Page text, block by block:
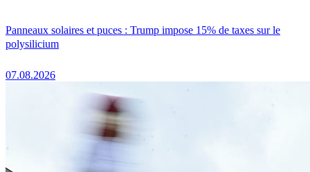
Panneaux solaires et puces : Trump impose 15% de taxes sur le
polysilicium
07.08.2026